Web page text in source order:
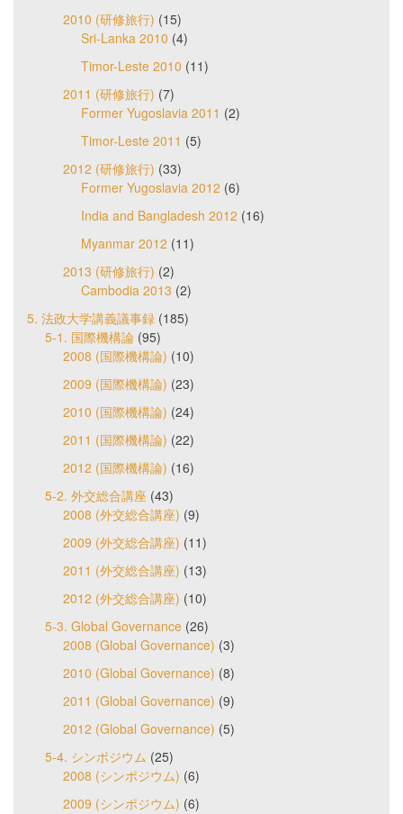
2010 (研修旅行) (15)
Sri-Lanka 2010 (4)
Timor-Leste 2010 (11)
2011 (研修旅行) (7)
Former Yugoslavia 2011 (2)
Timor-Leste 2011 (5)
2012 (研修旅行) (33)
Former Yugoslavia 2012 (6)
India and Bangladesh 2012 (16)
Myanmar 2012 (11)
2013 (研修旅行) (2)
Cambodia 2013 (2)
5. 法政大学講義議事録 (185)
5-1. 国際機構論 (95)
2008 (国際機構論) (10)
2009 (国際機構論) (23)
2010 (国際機構論) (24)
2011 (国際機構論) (22)
2012 (国際機構論) (16)
5-2. 外交総合講座 (43)
2008 (外交総合講座) (9)
2009 (外交総合講座) (11)
2011 (外交総合講座) (13)
2012 (外交総合講座) (10)
5-3. Global Governance (26)
2008 (Global Governance) (3)
2010 (Global Governance) (8)
2011 (Global Governance) (9)
2012 (Global Governance) (5)
5-4. シンポジウム (25)
2008 (シンポジウム) (6)
2009 (シンポジウム) (6)